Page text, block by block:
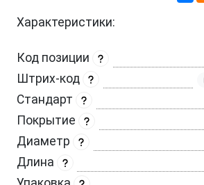
Характеристики:
Код позиции
Штрих-код
Стандарт
Покрытие
Диаметр
Длина